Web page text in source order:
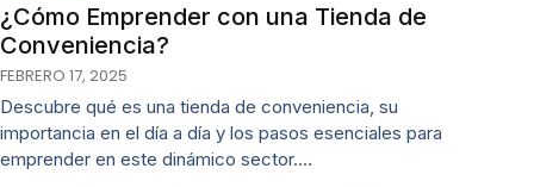
¿Cómo Emprender con una Tienda de
Conveniencia?
FEBRERO 17, 2025
Descubre qué es una tienda de conveniencia, su
importancia en el día a día y los pasos esenciales para
emprender en este dinámico sector.…